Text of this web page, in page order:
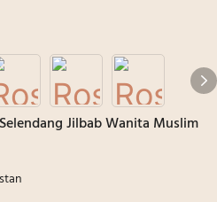
Jilbab Wanita Muslim